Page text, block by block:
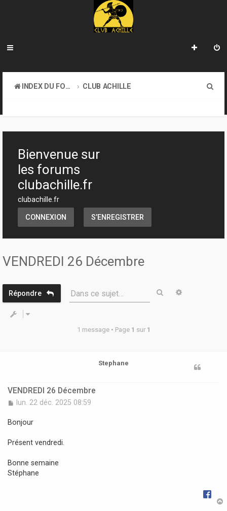
INDEX DU FORUM
CLUB ACHILLE
h
Bienvenue sur
les forums
clubachille.fr
clubachille.fr
CONNEXION S’ENREGISTRER
VENDREDI 26 Décembre
Répondre Dans ce sujet… Rechercher
1 message • Page 1 sur 1
Stephane
VENDREDI 26 Décembre
M
s
g
lun. 22 déc. 2025 08:59
Bonjour
Présent vendredi.
Bonne semaine
Stéphane